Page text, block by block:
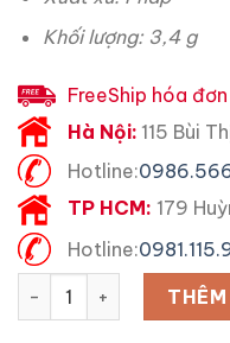
Khối lượng: 3,4 g
FreeShip hóa
Hà Nội: 115 Bùi
Hotline:
TP HCM: 179
Hotline:
Son Lancome 185N